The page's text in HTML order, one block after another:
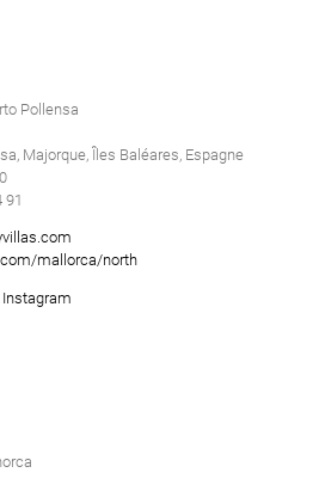
Pollensa
Majorque, Îles Baléares, Espagne
91
mallorca/north
Instagram